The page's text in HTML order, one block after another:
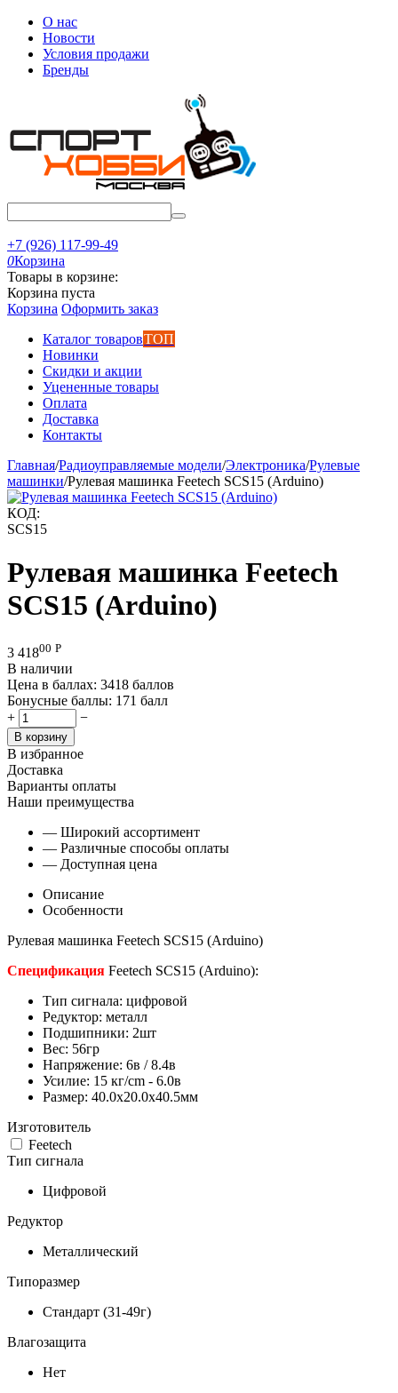
О нас
Новости
Условия продажи
Бренды
+7 (926) 117-99-49
0Корзина
Товары в корзине:
Корзина пуста
Корзина Оформить заказ
Каталог товаровТОП
Новинки
Скидки и акции
Уцененные товары
Оплата
Доставка
Контакты
Главная/Радиоуправляемые модели/Электроника/Рулевые
машинки/Рулевая машинка Feetech SCS15 (Arduino)
КОД:
SCS15
Рулевая машинка Feetech
SCS15 (Arduino)
3 41800 Р
В наличии
Цена в баллах: 3418 баллов
Бонусные баллы: 171 балл
+
−
В корзину
В избранное
Доставка
Варианты оплаты
Наши преимущества
— Широкий ассортимент
— Различные способы оплаты
— Доступная цена
Описание
Особенности
Рулевая машинка Feetech SCS15 (Arduino)
Спецификация Feetech SCS15 (Arduino):
Тип сигнала: цифровой
Редуктор: металл
Подшипники: 2шт
Вес: 56гр
Напряжение: 6в / 8.4в
Усилие: 15 кг/cm - 6.0в
Размер: 40.0x20.0x40.5мм
Изготовитель
Feetech
Тип сигнала
Цифровой
Редуктор
Металлический
Типоразмер
Стандарт (31-49г)
Влагозащита
Нет